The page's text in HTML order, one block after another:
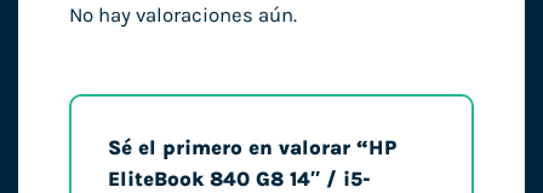
No hay valoraciones aún.
Sé el primero en valorar “HP
EliteBook 840 G8 14″ / i5-